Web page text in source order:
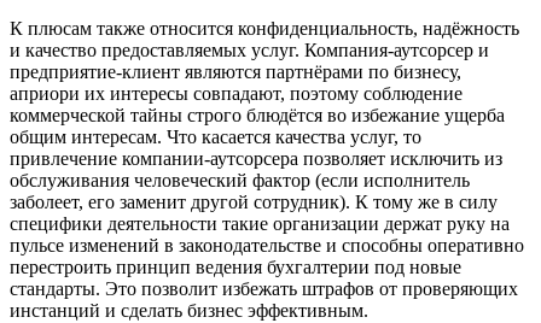
К плюсам также относится конфиденциальность, надёжность
и качество предоставляемых услуг. Компания-аутсорсер и
предприятие-клиент являются партнёрами по бизнесу,
априори их интересы совпадают, поэтому соблюдение
коммерческой тайны строго блюдётся во избежание ущерба
общим интересам. Что касается качества услуг, то
привлечение компании-аутсорсера позволяет исключить из
обслуживания человеческий фактор (если исполнитель
заболеет, его заменит другой сотрудник). К тому же в силу
специфики деятельности такие организации держат руку на
пульсе изменений в законодательстве и способны оперативно
перестроить принцип ведения бухгалтерии под новые
стандарты. Это позволит избежать штрафов от проверяющих
инстанций и сделать бизнес эффективным.